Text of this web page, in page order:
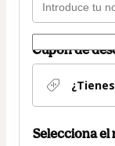
Cupón de
Selecciona el